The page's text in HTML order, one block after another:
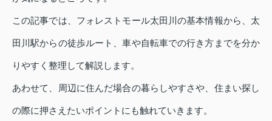
この記事では、フォレストモール太田川の基本情報から、太
田川駅からの徒歩ルート、車や自転車での行き方までを分か
りやすく整理して解説します。
あわせて、周辺に住んだ場合の暮らしやすさや、住まい探し
の際に押さえたいポイントにも触れていきます。